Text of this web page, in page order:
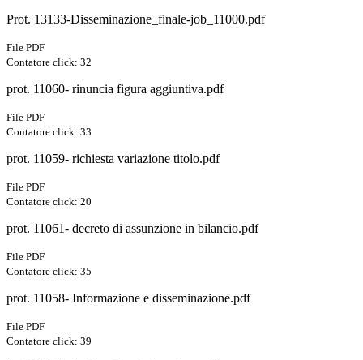
Prot. 13133-Disseminazione_finale-job_11000.pdf
File PDF
Contatore click: 32
prot. 11060- rinuncia figura aggiuntiva.pdf
File PDF
Contatore click: 33
prot. 11059- richiesta variazione titolo.pdf
File PDF
Contatore click: 20
prot. 11061- decreto di assunzione in bilancio.pdf
File PDF
Contatore click: 35
prot. 11058- Informazione e disseminazione.pdf
File PDF
Contatore click: 39